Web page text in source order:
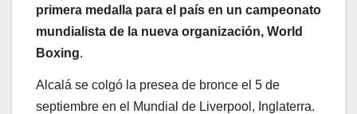
primera medalla para el país en un campeonato
mundialista de la nueva organización, World
Boxing.
Alcalá se colgó la presea de bronce el 5 de
septiembre en el Mundial de Liverpool, Inglaterra.